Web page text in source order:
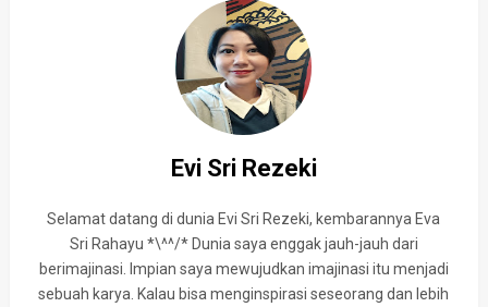
Evi Sri Rezeki
Selamat datang di dunia Evi Sri Rezeki, kembarannya Eva
Sri Rahayu *\^^/* Dunia saya enggak jauh-jauh dari
berimajinasi. Impian saya mewujudkan imajinasi itu menjadi
sebuah karya. Kalau bisa menginspirasi seseorang dan lebih